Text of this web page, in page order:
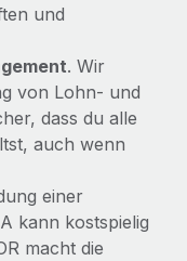
und
. Wir
von Lohn- und
dass du alle
auch wenn
einer
kann kostspielig
macht die